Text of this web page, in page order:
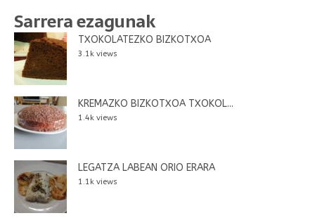
Sarrera ezagunak
TXOKOLATEZKO BIZKOTXOA
3.1k views
KREMAZKO BIZKOTXOA TXOKOL...
1.4k views
LEGATZA LABEAN ORIO ERARA
1.1k views